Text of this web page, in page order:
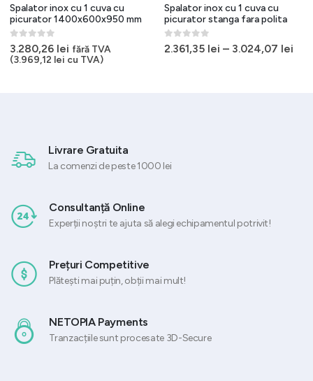
Spalator inox cu 1 cuva cu
picurator 1400x600x950 mm
0out of 5
3.280,26 lei fără TVA
(3.969,12 lei cu TVA)
Spalator inox cu 1 cuva cu
picurator stanga fara polita
0out of 5
2.361,35 lei – 3.024,07 lei
Livrare Gratuita
La comenzi de peste 1000 lei
Consultanță Online
Experții noștri te ajuta să alegi echipamentul potrivit!
Prețuri Competitive
Plătești mai puțin, obții mai mult!
NETOPIA Payments
Tranzacțiile sunt procesate 3D-Secure